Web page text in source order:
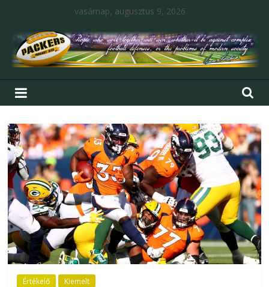
vasárnap, augusztus 9, 2026
Értékelő Kiemelt